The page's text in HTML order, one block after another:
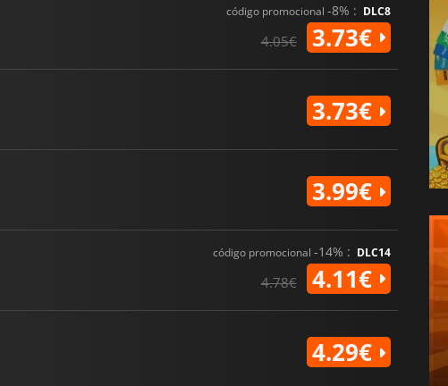
código promocional -8% : DLC8
4.05€ 3.73€
3.73€
3.99€
código promocional -14% : DLC14
4.78€ 4.11€
4.29€